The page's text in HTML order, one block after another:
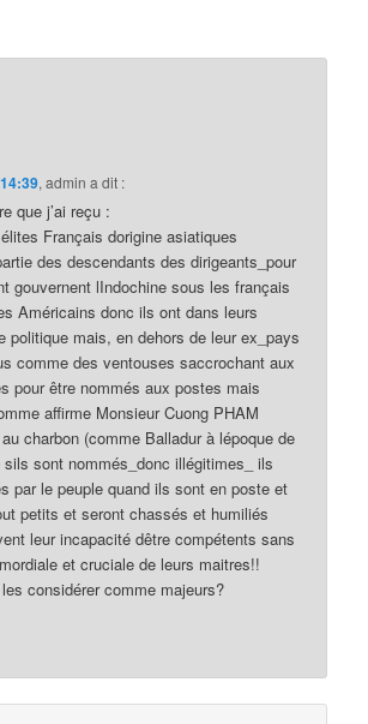
,admin a dit :
que j’ai reçu :
Français dorigine asiatiques
des descendants des dirigeants_pour
gouvernent lIndochine sous les français
Américains donc ils ont dans leurs
politique mais, en dehors de leur ex_pays
comme des ventouses saccrochant aux
pour être nommés aux postes mais
affirme Monsieur Cuong PHAM
charbon (comme Balladur à lépoque de
sont nommés_donc illégitimes_ ils
par le peuple quand ils sont en poste et
petits et seront chassés et humiliés
leur incapacité dêtre compétents sans
et cruciale de leurs maitres!!
considérer comme majeurs?